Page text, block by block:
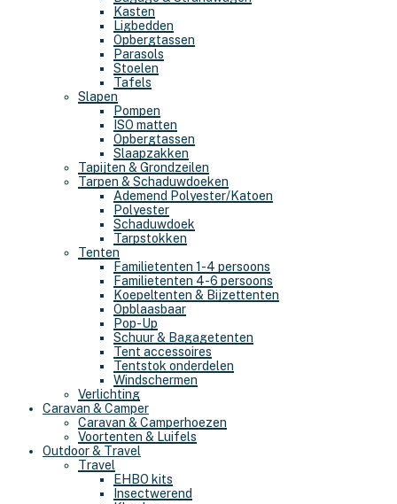
Kasten
Ligbedden
Opbergtassen
Parasols
Stoelen
Tafels
Slapen
Pompen
ISO matten
Opbergtassen
Slaapzakken
Tapijten & Grondzeilen
Tarpen & Schaduwdoeken
Ademend Polyester/Katoen
Polyester
Schaduwdoek
Tarpstokken
Tenten
Familietenten 1-4 persoons
Familietenten 4-6 persoons
Koepeltenten & Bijzettenten
Opblaasbaar
Pop-Up
Schuur & Bagagetenten
Tent accessoires
Tentstok onderdelen
Windschermen
Verlichting
Caravan & Camper
Caravan & Camperhoezen
Voortenten & Luifels
Outdoor & Travel
Travel
EHBO kits
Insectwerend